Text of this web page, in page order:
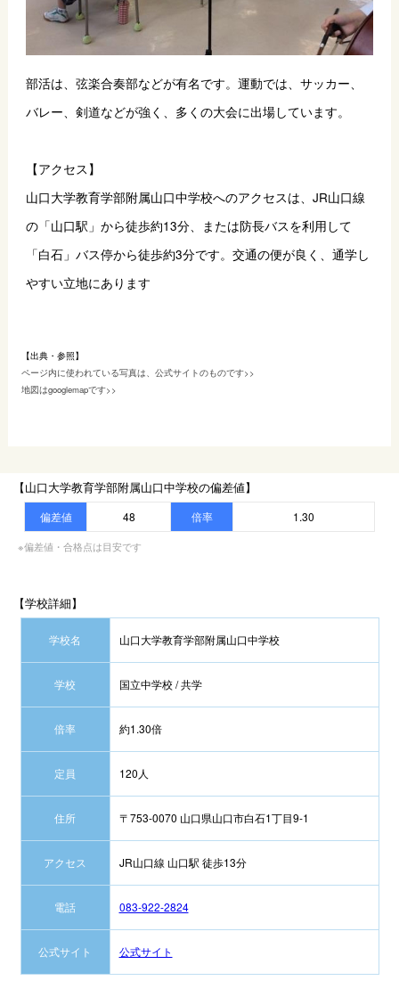
部活は、弦楽合奏部などが有名です。運動では、サッカー、
バレー、剣道などが強く、多くの大会に出場しています。
【アクセス】
山口大学教育学部附属山口中学校へのアクセスは、JR山口線
の「山口駅」から徒歩約13分、または防長バスを利用して
「白石」バス停から徒歩約3分です。交通の便が良く、通学し
やすい立地にあります
【出典・参照】
ページ内に使われている写真は、公式サイトのものです>>
地図はgooglemapです>>
【山口大学教育学部附属山口中学校の偏差値】
偏差値 48 倍率 1.30
※偏差値・合格点は目安です
【学校詳細】
学校名 山口大学教育学部附属山口中学校
学校 国立中学校 / 共学
倍率 約1.30倍
定員 120人
住所 〒753-0070 山口県山口市白石1丁目9-1
アクセス JR山口線 山口駅 徒歩13分
電話 083-922-2824
公式サイト 公式サイト